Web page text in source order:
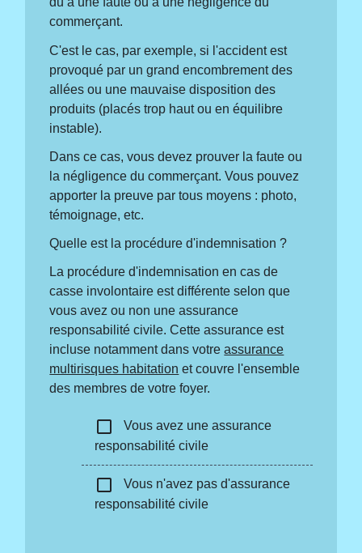
commerçant.
C'est le cas, par exemple, si l'accident est
provoqué par un grand encombrement des
allées ou une mauvaise disposition des
produits (placés trop haut ou en équilibre
instable).
Dans ce cas, vous devez prouver la faute ou
la négligence du commerçant. Vous pouvez
apporter la preuve par tous moyens : photo,
témoignage, etc.
Quelle est la procédure d'indemnisation ?
La procédure d'indemnisation en cas de
casse involontaire est différente selon que
vous avez ou non une assurance
responsabilité civile. Cette assurance est
incluse notamment dans votreassurance
multirisques habitation et couvre l'ensemble
des membres de votre foyer.
check_box_outline_blank
Vous avez une assurance
responsabilité civile
check_box_outline_blank
Vous n'avez pas d'assurance
responsabilité civile